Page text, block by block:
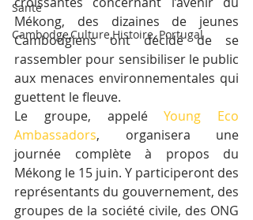
Santé
Cambodge,Culture,Histoire, Portugal
Mékong, des dizaines de jeunes
Cambodgiens ont décidé de se
rassembler pour sensibiliser le public
aux menaces environnementales qui
guettent le fleuve.
Le groupe, appelé Young Eco
Ambassadors, organisera une
journée complète à propos du
Mékong le 15 juin. Y participeront des
représentants du gouvernement, des
groupes de la société civile, des ONG